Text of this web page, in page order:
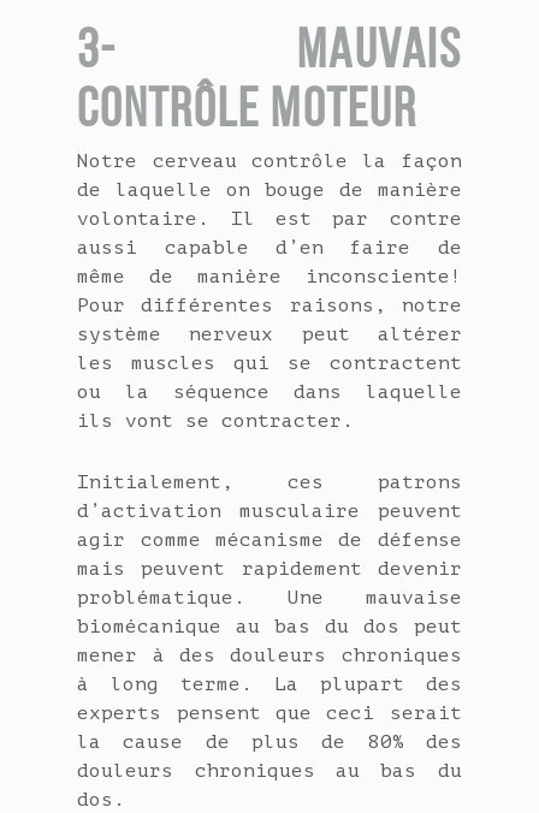
3- MAUVAIS
CONTRÔLE MOTEUR
Notre cerveau contrôle la façon
de laquelle on bouge de manière
volontaire. Il est par contre
aussi capable d’en faire de
même de manière inconsciente!
Pour différentes raisons, notre
système nerveux peut altérer
les muscles qui se contractent
ou la séquence dans laquelle
ils vont se contracter.
Initialement, ces patrons
d’activation musculaire peuvent
agir comme mécanisme de défense
mais peuvent rapidement devenir
problématique. Une mauvaise
biomécanique au bas du dos peut
mener à des douleurs chroniques
à long terme. La plupart des
experts pensent que ceci serait
la cause de plus de 80% des
douleurs chroniques au bas du
dos.